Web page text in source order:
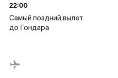
22:00
Самый поздний вылет
до Гондара